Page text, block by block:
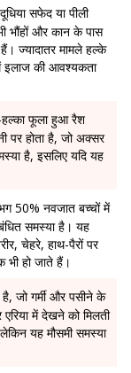
सफेद या पीली
भौंहों और कान के पास
ज्यादातर मामले हल्के
इलाज की आवश्यकता
फूला हुआ रैश
पर होता है, जो अक्सर
है, इसलिए यदि यह
50% नवजात बच्चों में
समस्या है। यह
चेहरे, हाथ-पैरों पर
भी हो जाते हैं।
जो गर्मी और पसीने के
में देखने को मिलती
यह मौसमी समस्या